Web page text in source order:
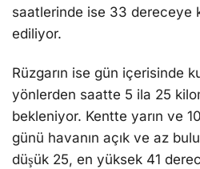
saatlerinde ise 33 dereceye
ediliyor.
Rüzgarın ise gün içerisinde
yönlerden saatte 5 ila 25
bekleniyor. Kentte yarın ve
günü havanın açık ve az
düşük 25, en yüksek 41